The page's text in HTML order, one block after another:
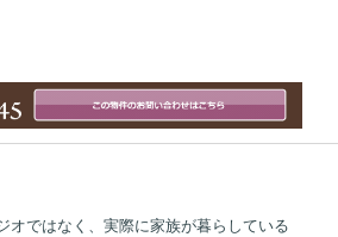
オではなく、実際に家族が暮らしている